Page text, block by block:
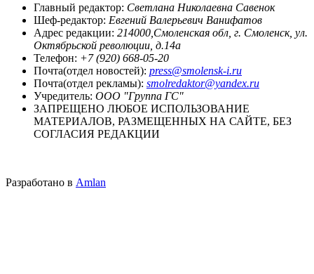
Главный редактор: Светлана Николаевна Савенок
Шеф-редактор: Евгений Валерьевич Ванифатов
Адрес редакции: 214000,Смоленская обл, г. Смоленск, ул.
Октябрьской революции, д.14а
Телефон: +7 (920) 668-05-20
Почта(отдел новостей): press@smolensk-i.ru
Почта(отдел рекламы): smolredaktor@yandex.ru
Учредитель: ООО "Группа ГС"
ЗАПРЕЩЕНО ЛЮБОЕ ИСПОЛЬЗОВАНИЕ
МАТЕРИАЛОВ, РАЗМЕЩЕННЫХ НА САЙТЕ, БЕЗ
СОГЛАСИЯ РЕДАКЦИИ
Разработано в Amlan